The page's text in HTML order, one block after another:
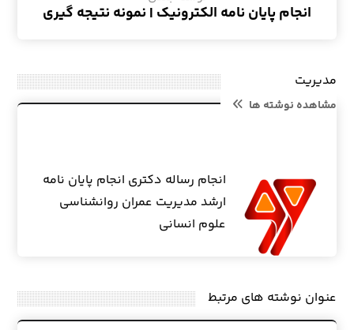
انجام پایان نامه الکترونیک | نمونه نتیجه گیری
مدیریت
مشاهده نوشته ها
انجام رساله دکتری انجام پایان نامه
ارشد مدیریت عمران روانشناسی
علوم انسانی
عنوان ‫نوشته های مرتبط